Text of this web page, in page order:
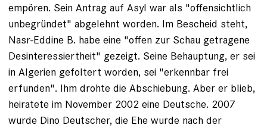
empören. Sein Antrag auf Asyl war als "offensichtlich
un­begründet" abgelehnt worden. Im Bescheid steht,
Nasr-Eddine B. ­habe eine "offen zur Schau ge­tragene
Desinteressiertheit" ­gezeigt. Seine Behauptung, er sei
in Algerien gefoltert worden, sei "erkennbar frei
erfunden". Ihm drohte die Ab­schiebung. Aber er blieb,
heiratete im ­November 2002 eine Deutsche. 2007
wurde Dino Deutscher, die Ehe wurde nach der